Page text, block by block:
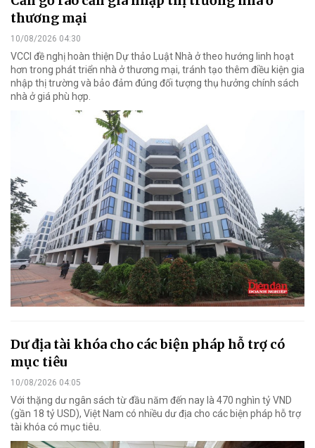
thương mại
10/08/2026 04:30
VCCI đề nghị hoàn thiện Dự thảo Luật Nhà ở theo hướng linh hoạt
hơn trong phát triển nhà ở thương mại, tránh tạo thêm điều kiện gia
nhập thị trường và bảo đảm đúng đối tượng thụ hưởng chính sách
nhà ở giá phù hợp.
Dư địa tài khóa cho các biện pháp hỗ trợ có
mục tiêu
10/08/2026 04:05
Với thặng dư ngân sách từ đầu năm đến nay là 470 nghìn tỷ VND
(gần 18 tỷ USD), Việt Nam có nhiều dư địa cho các biện pháp hỗ trợ
tài khóa có mục tiêu.